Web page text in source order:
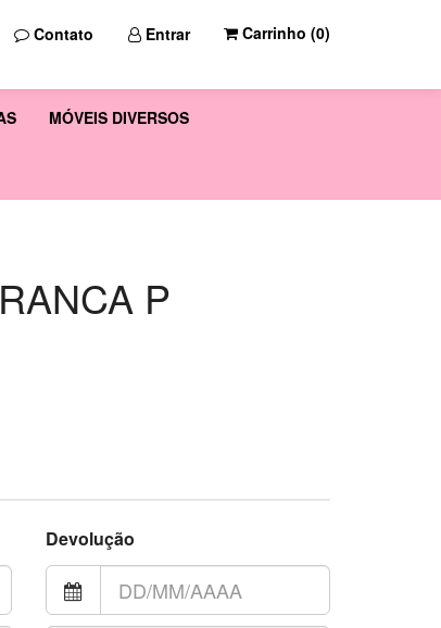
Contato Entrar Carrinho (0)
MÓVEIS DIVERSOS
P
Devolução